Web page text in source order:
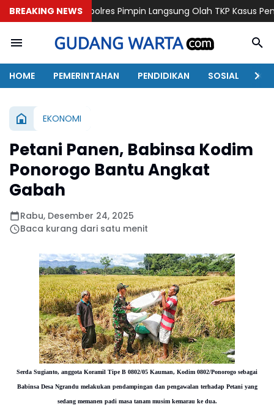
BREAKING NEWS
Kapolres Pimpin Langsung Olah TKP Kasus Penganiayaan
HOME PEMERINTAHAN PENDIDIKAN SOSIAL
EKONOMI
Petani Panen, Babinsa Kodim
Ponorogo Bantu Angkat
Gabah
Rabu, Desember 24, 2025
Baca kurang dari satu menit
Serda Sugianto, anggota Koramil Tipe B 0802/05 Kauman, Kodim 0802/Ponorogo sebagai
Babinsa Desa Ngrandu melakukan pendampingan dan pengawalan terhadap Petani yang
sedang memanen padi masa tanam musim kemarau ke dua.